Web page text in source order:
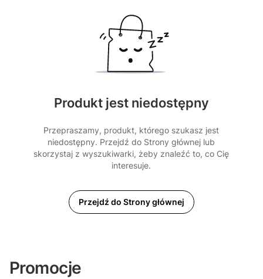
Produkt jest niedostępny
Przepraszamy, produkt, którego szukasz jest
niedostępny. Przejdź do Strony głównej lub
skorzystaj z wyszukiwarki, żeby znaleźć to, co Cię
interesuje.
Przejdź do Strony głównej
Promocje